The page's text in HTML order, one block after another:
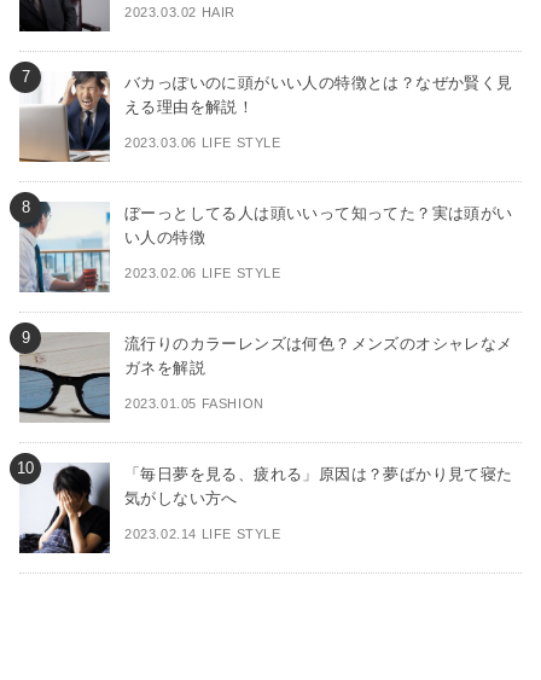
2023.03.02 HAIR
バカっぽいのに頭がいい人の特徴とは？なぜか賢く見
える理由を解説！
2023.03.06 LIFE STYLE
ぼーっとしてる人は頭いいって知ってた？実は頭がい
い人の特徴
2023.02.06 LIFE STYLE
流行りのカラーレンズは何色？メンズのオシャレなメ
ガネを解説
2023.01.05 FASHION
「毎日夢を見る、疲れる」原因は？夢ばかり見て寝た
気がしない方へ
2023.02.14 LIFE STYLE